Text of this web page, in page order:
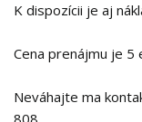
K dispozícii je aj
Cena prenájmu je 5
Neváhajte ma
808